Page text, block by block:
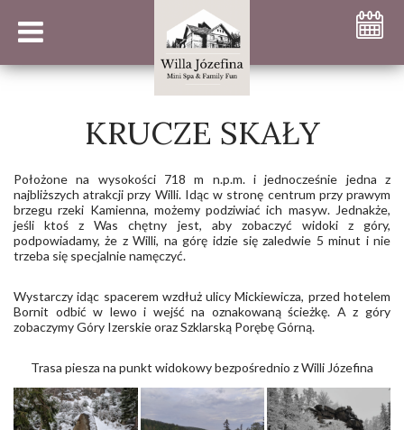
KRUCZE SKAŁY
Położone na wysokości 718 m n.p.m. i jednocześnie jedna z
najbliższych atrakcji przy Willi. Idąc w stronę centrum przy prawym
brzegu rzeki Kamienna, możemy podziwiać ich masyw. Jednakże,
jeśli ktoś z Was chętny jest, aby zobaczyć widoki z góry,
podpowiadamy, że z Willi, na górę idzie się zaledwie 5 minut i nie
trzeba się specjalnie namęczyć.
Wystarczy idąc spacerem wzdłuż ulicy Mickiewicza, przed hotelem
Bornit odbić w lewo i wejść na oznakowaną ścieżkę. A z góry
zobaczymy Góry Izerskie oraz Szklarską Porębę Górną.
Trasa piesza na punkt widokowy bezpośrednio z Willi Józefina